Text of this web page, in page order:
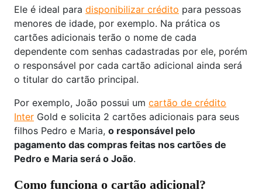
Ele é ideal para disponibilizar crédito para pessoas
menores de idade, por exemplo. Na prática os
cartões adicionais terão o nome de cada
dependente com senhas cadastradas por ele, porém
o responsável por cada cartão adicional ainda será
o titular do cartão principal.
Por exemplo, João possui um cartão de crédito
Inter Gold e solicita 2 cartões adicionais para seus
filhos Pedro e Maria, o responsável pelo
pagamento das compras feitas nos cartões de
Pedro e Maria será o João.
Como funciona o cartão adicional?